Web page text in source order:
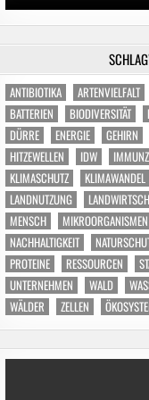
ANTIBIOTIKA ARTENVIELFALT
BATTERIEN
BIODIVERSITÄT
DÜRRE
ENERGIE GEHIRN
HITZEWELLEN
IDW
KLIMASCHUTZ
KLIMAWANDEL
LANDNUTZUNG
MENSCH
MIKROORGANISMEN
NACHHALTIGKEIT
PROTEINE
RESSOURCEN
UNTERNEHMEN
WALD
WÄLDER
ZELLEN